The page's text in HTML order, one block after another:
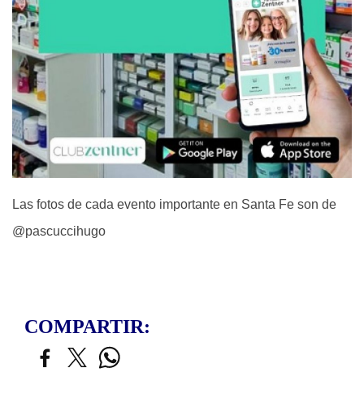
Las fotos de cada evento importante en Santa Fe son de
@pascuccihugo
COMPARTIR: